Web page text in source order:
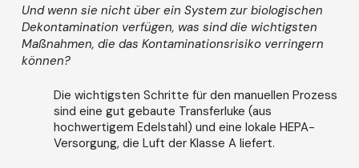
Und wenn sie nicht über ein System zur biologischen
Dekontamination verfügen, was sind die wichtigsten
Maßnahmen, die das Kontaminationsrisiko verringern
können?
Die wichtigsten Schritte für den manuellen Prozess
sind eine gut gebaute Transferluke (aus
hochwertigem Edelstahl) und eine lokale HEPA-
Versorgung, die Luft der Klasse A liefert.